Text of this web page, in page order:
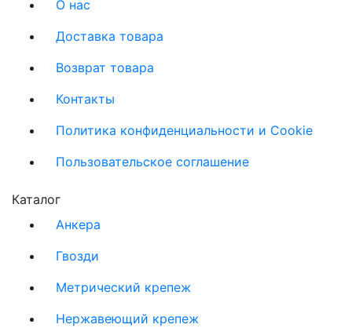
О нас
Доставка товара
Возврат товара
Контакты
Политика конфиденциальности и Cookie
Пользовательское соглашение
Каталог
Анкера
Гвозди
Метрический крепеж
Нержавеющий крепеж